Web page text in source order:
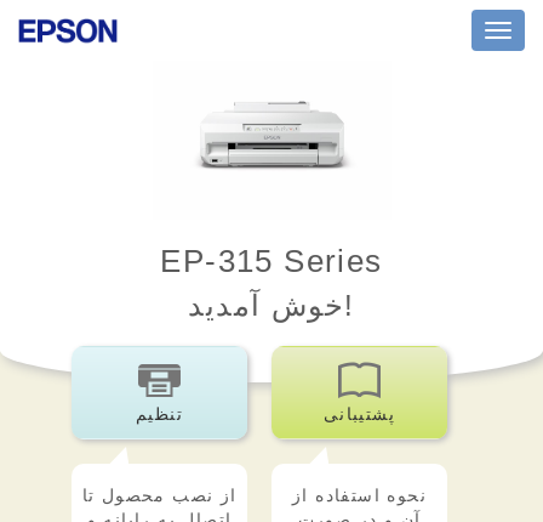
EP-315 Series
خوش آمدید!
تنظیم
از نصب محصول تا
پشتیبانی
نحوه استفاده از